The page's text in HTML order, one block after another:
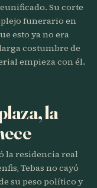
Su corte
funerario en
esto ya no era
costumbre de
empieza con él.
la
la residencia real
Tebas no cayó
su peso político y